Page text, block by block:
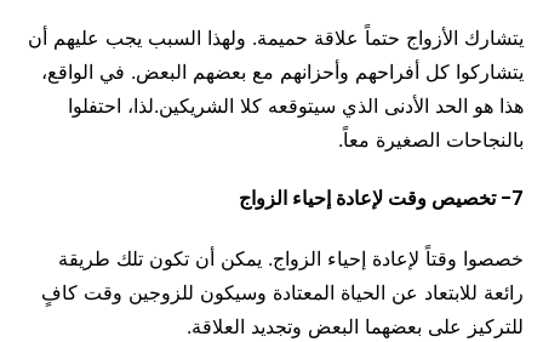
يتشارك الأزواج حتماً علاقة حميمة. ولهذا السبب يجب عليهم أن
يتشاركوا كل أفراحهم وأحزانهم مع بعضهم البعض. في الواقع،
هذا هو الحد الأدنى الذي سيتوقعه كلا الشريكين.لذا، احتفلوا
بالنجاحات الصغيرة معاً.
7- تخصيص وقت لإعادة إحياء الزواج
خصصوا وقتاً لإعادة إحياء الزواج. يمكن أن تكون تلك طريقة
رائعة للابتعاد عن الحياة المعتادة وسيكون للزوجين وقت كافٍ
للتركيز على بعضهما البعض وتجديد العلاقة.